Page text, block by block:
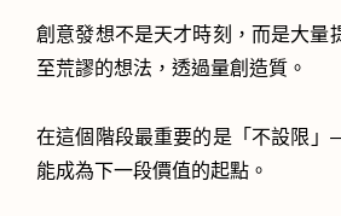
創意發想不是天才時刻，而是大量
至荒謬的想法，透過量創造質。
在這個階段最重要的是「不設限
能成為下一段價值的起點。